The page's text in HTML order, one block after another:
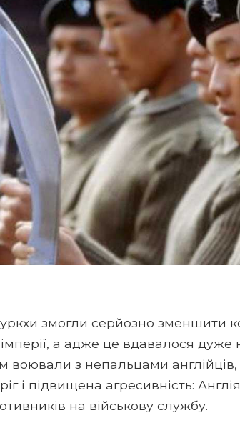
змогли серйозно зменшити
імперії, а адже це вдавалося
воювали з непальцами англійців,
і підвищена агресивність:
на військову службу.